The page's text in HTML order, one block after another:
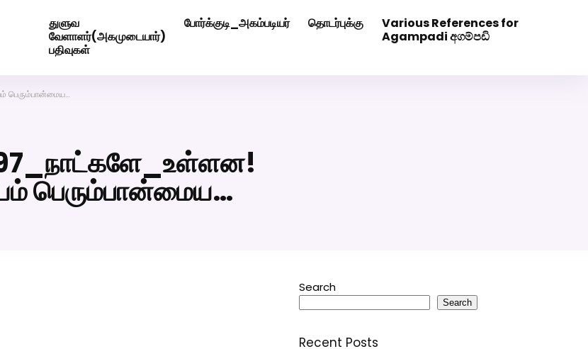
துளுவ
வேளாளர்(அகமுடையார்)
பதிவுகள்
போர்க்குடி_அகம்படியர் தொடர்புக்கு
Various References for
Agampadi අගම්පඩි
பெரும்பான்மைய…
பெரும்பான்மைய…
Search
Search
Recent Posts
100% இலவச திருமண சேவை! வாட்ஸப் எண்: 7200507629 Click Here to Download Matrimony App